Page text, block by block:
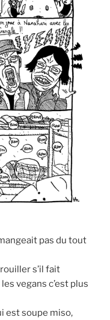
pas du tout
s’il fait
vegans c’est plus
est soupe miso,